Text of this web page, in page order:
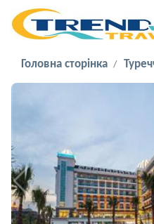
Головна сторінка